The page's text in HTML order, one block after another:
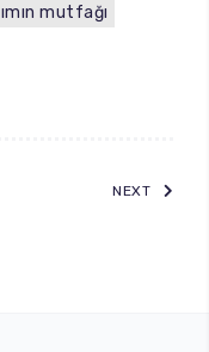
mutfağı
NEXT